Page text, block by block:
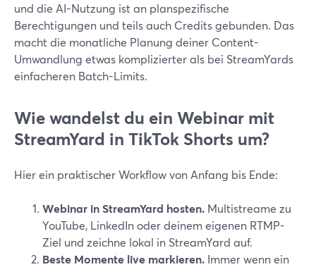
und die AI-Nutzung ist an planspezifische
Berechtigungen und teils auch Credits gebunden. Das
macht die monatliche Planung deiner Content-
Umwandlung etwas komplizierter als bei StreamYards
einfacheren Batch-Limits.
Wie wandelst du ein Webinar mit
StreamYard in TikTok Shorts um?
Hier ein praktischer Workflow von Anfang bis Ende:
Webinar in StreamYard hosten. Multistreame zu
YouTube, LinkedIn oder deinem eigenen RTMP-
Ziel und zeichne lokal in StreamYard auf.
Beste Momente live markieren. Immer wenn ein